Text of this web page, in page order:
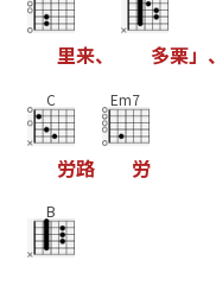
里来、 多栗」 、
C
労路
Em7
労
B